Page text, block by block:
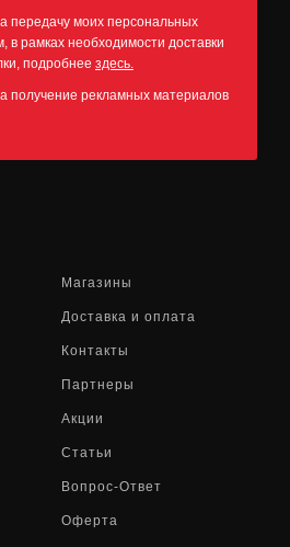
передачу моих персональных
в рамках необходимости доставки
подробнее здесь.
получение рекламных материалов
Магазины
Доставка и оплата
Контакты
Партнеры
Акции
Статьи
Вопрос-Ответ
Оферта